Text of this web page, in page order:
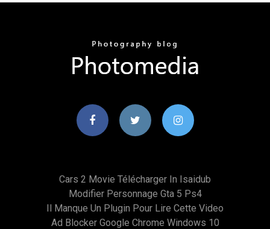
Cars 2 Movie Télécharger In Isaidub
Modifier Personnage Gta 5 Ps4
Il Manque Un Plugin Pour Lire Cette Video
Ad Blocker Google Chrome Windows 10